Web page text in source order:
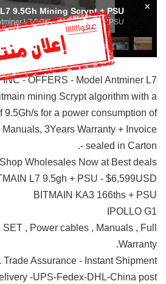
9.5Gh Mining Scrypt + PSU
L7 9.5Gh Mining Scrypt + PSU
×
- OFFERS - Model Antminer L7
mining Scrypt algorithm with a
9.5Gh/s for a power consumption of
3Years Warranty + Invoice
- sealed in Carton.
Shop Wholesales Now at Best deals -
L7 9.5gh + PSU - $6,599USD
BITMAIN KA3 166ths + PSU
IPOLLO G1
, Power cables , Manuals , Full
Warranty.
Trade Assurance - Instant Shipment .
-UPS-Fedex-DHL-China post.